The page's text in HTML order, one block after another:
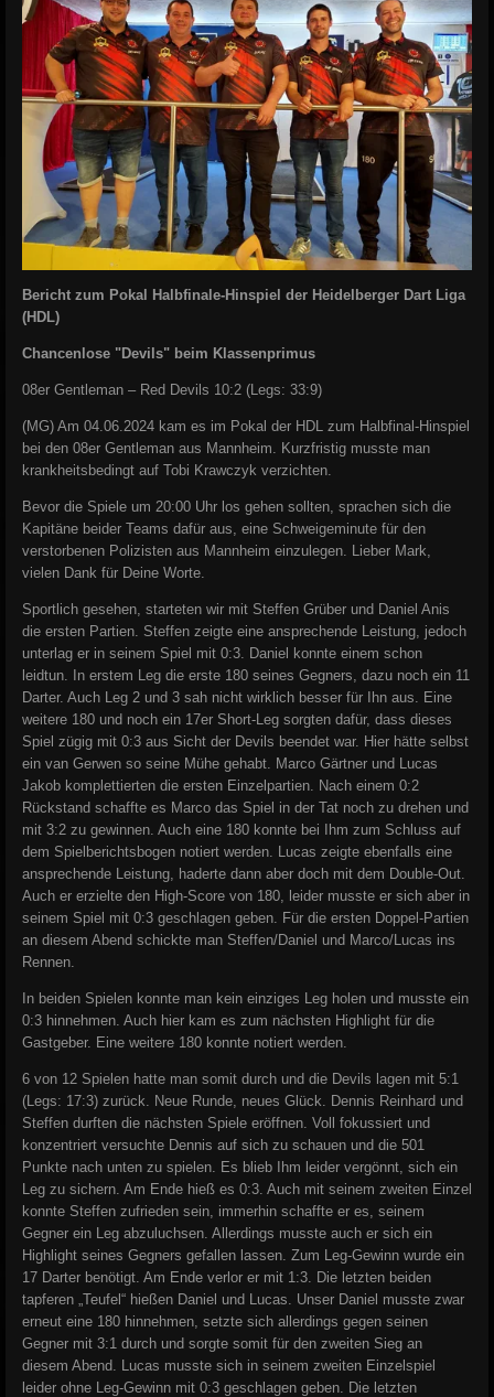
Bericht zum Pokal Halbfinale-Hinspiel der Heidelberger Dart Liga
(HDL)
Chancenlose "Devils" beim Klassenprimus
08er Gentleman – Red Devils 10:2 (Legs: 33:9)
(MG) Am 04.06.2024 kam es im Pokal der HDL zum Halbfinal-Hinspiel
bei den 08er Gentleman aus Mannheim. Kurzfristig musste man
krankheitsbedingt auf Tobi Krawczyk verzichten.
Bevor die Spiele um 20:00 Uhr los gehen sollten, sprachen sich die
Kapitäne beider Teams dafür aus, eine Schweigeminute für den
verstorbenen Polizisten aus Mannheim einzulegen. Lieber Mark,
vielen Dank für Deine Worte.
Sportlich gesehen, starteten wir mit Steffen Grüber und Daniel Anis
die ersten Partien. Steffen zeigte eine ansprechende Leistung, jedoch
unterlag er in seinem Spiel mit 0:3. Daniel konnte einem schon
leidtun. In erstem Leg die erste 180 seines Gegners, dazu noch ein 11
Darter. Auch Leg 2 und 3 sah nicht wirklich besser für Ihn aus. Eine
weitere 180 und noch ein 17er Short-Leg sorgten dafür, dass dieses
Spiel zügig mit 0:3 aus Sicht der Devils beendet war. Hier hätte selbst
ein van Gerwen so seine Mühe gehabt. Marco Gärtner und Lucas
Jakob komplettierten die ersten Einzelpartien. Nach einem 0:2
Rückstand schaffte es Marco das Spiel in der Tat noch zu drehen und
mit 3:2 zu gewinnen. Auch eine 180 konnte bei Ihm zum Schluss auf
dem Spielberichtsbogen notiert werden. Lucas zeigte ebenfalls eine
ansprechende Leistung, haderte dann aber doch mit dem Double-Out.
Auch er erzielte den High-Score von 180, leider musste er sich aber in
seinem Spiel mit 0:3 geschlagen geben. Für die ersten Doppel-Partien
an diesem Abend schickte man Steffen/Daniel und Marco/Lucas ins
Rennen.
In beiden Spielen konnte man kein einziges Leg holen und musste ein
0:3 hinnehmen. Auch hier kam es zum nächsten Highlight für die
Gastgeber. Eine weitere 180 konnte notiert werden.
6 von 12 Spielen hatte man somit durch und die Devils lagen mit 5:1
(Legs: 17:3) zurück. Neue Runde, neues Glück. Dennis Reinhard und
Steffen durften die nächsten Spiele eröffnen. Voll fokussiert und
konzentriert versuchte Dennis auf sich zu schauen und die 501
Punkte nach unten zu spielen. Es blieb Ihm leider vergönnt, sich ein
Leg zu sichern. Am Ende hieß es 0:3. Auch mit seinem zweiten Einzel
konnte Steffen zufrieden sein, immerhin schaffte er es, seinem
Gegner ein Leg abzuluchsen. Allerdings musste auch er sich ein
Highlight seines Gegners gefallen lassen. Zum Leg-Gewinn wurde ein
17 Darter benötigt. Am Ende verlor er mit 1:3. Die letzten beiden
tapferen „Teufel“ hießen Daniel und Lucas. Unser Daniel musste zwar
erneut eine 180 hinnehmen, setzte sich allerdings gegen seinen
Gegner mit 3:1 durch und sorgte somit für den zweiten Sieg an
diesem Abend. Lucas musste sich in seinem zweiten Einzelspiel
leider ohne Leg-Gewinn mit 0:3 geschlagen geben. Die letzten